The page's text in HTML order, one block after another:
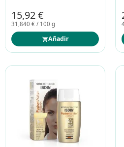
15,92 €
31,840 € / 100 g
Añadir